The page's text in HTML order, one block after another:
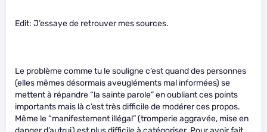
Edit: J’essaye de retrouver mes sources.
Le problème comme tu le souligne c’est quand des personnes
(elles mêmes désormais aveugléments mal informées) se
mettent à répandre “la sainte parole” en oubliant ces points
importants mais là c’est très difficile de modérer ces propos.
Même le “manifestement illégal” (tromperie aggravée, mise en